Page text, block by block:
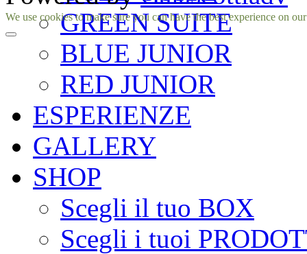
GREEN SUITE
BLUE JUNIOR
RED JUNIOR
ESPERIENZE
GALLERY
SHOP
Scegli il tuo BOX
Scegli i tuoi
Facebook
Instagram
We use cookies to make sure you can have the best experience on